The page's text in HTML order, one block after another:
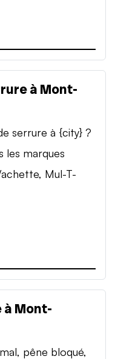
à Mont-
serrure à {city} ?
les marques
Mul-T-
Mont-
pêne bloqué,